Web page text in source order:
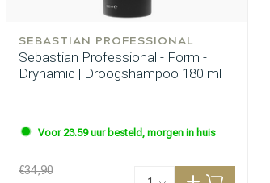
SEBASTIAN PROFESSIONAL
Sebastian Professional - Form -
Drynamic | Droogshampoo 180 ml
Voor 23.59 uur besteld, morgen in huis
€34,90